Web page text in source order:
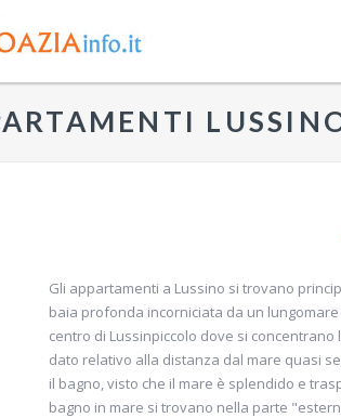
Gli appartamenti a Lussino si trovano
baia profonda incorniciata da un
centro di Lussinpiccolo dove si
dato relativo alla distanza dal mare quasi
il bagno, visto che il mare è splendido e
bagno in mare si trovano nella parte